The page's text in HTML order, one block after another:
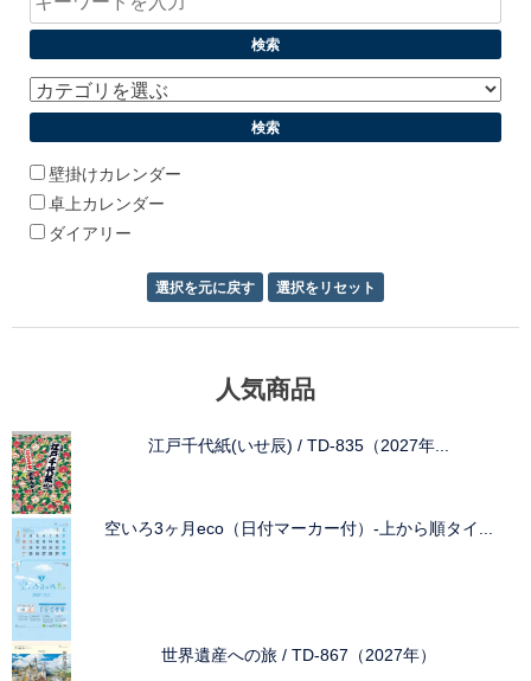
壁掛けカレンダー
卓上カレンダー
ダイアリー
人気商品
江戸千代紙(いせ辰) / TD-835（2027年...
空いろ3ヶ月eco（日付マーカー付）-上から順タイ...
世界遺産への旅 / TD-867（2027年）